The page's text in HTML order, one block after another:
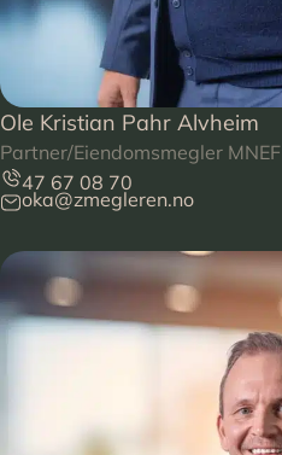
Ole Kristian Pahr Alvheim
Partner/Eiendomsmegler MNEF
47 67 08 70
oka@zmegleren.no